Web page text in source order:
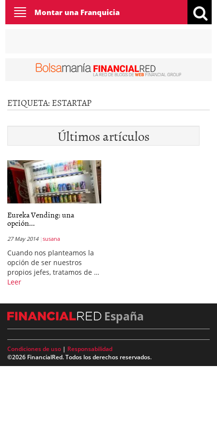
Toggle
navigation
Montar una Franquicia
ETIQUETA: ESTARTAP
Últimos artículos
Eureka Vending: una
opción...
27 May 2014 susana
Cuando nos planteamos la
opción de ser nuestros
propios jefes, tratamos de …
Leer
España
Condiciones de uso | Responsabilidad
©2026 FinancialRed. Todos los derechos reservados.